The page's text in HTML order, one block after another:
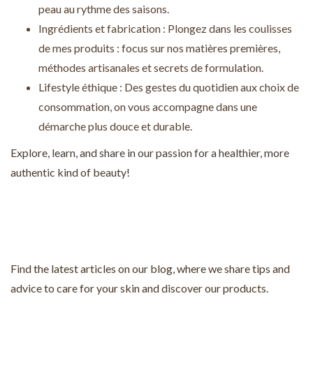
peau au rythme des saisons.
Ingrédients et fabrication : Plongez dans les coulisses
de mes produits : focus sur nos matières premières,
méthodes artisanales et secrets de formulation.
Lifestyle éthique : Des gestes du quotidien aux choix de
consommation, on vous accompagne dans une
démarche plus douce et durable.
Explore, learn, and share in our passion for a healthier, more
authentic kind of beauty!
Find the latest articles on our blog, where we share tips and
advice to care for your skin and discover our products.